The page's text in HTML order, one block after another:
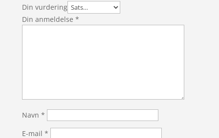
Din vurdering
Din anmeldelse *
Navn *
E-mail *